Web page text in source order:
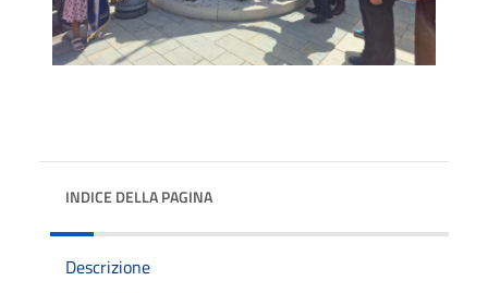
INDICE DELLA PAGINA
Descrizione